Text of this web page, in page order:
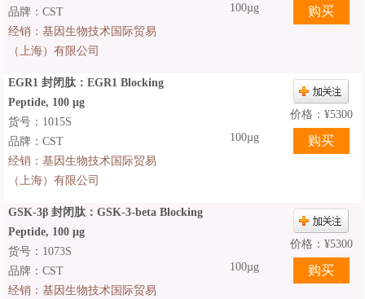
100µg
品牌：CST
经销： 基因生物技术国际贸易
（上海）有限公司
EGR1 封闭肽：EGR1 Blocking
Peptide, 100 μg
100µg
价格： ¥5300
货号：1015S
品牌：CST
经销： 基因生物技术国际贸易
（上海）有限公司
GSK-3β 封闭肽：GSK-3-beta Blocking
Peptide, 100 μg
100µg
价格： ¥5300
货号：1073S
品牌：CST
经销： 基因生物技术国际贸易